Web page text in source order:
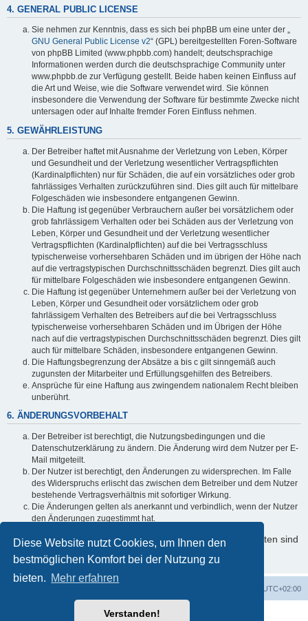
Diese Website nutzt Cookies, um Ihnen den
bestmöglichen Komfort bei der Nutzung zu
bieten. Mehr erfahren
Verstanden!
4. GENERAL PUBLIC LICENSE
Sie nehmen zur Kenntnis, dass es sich bei phpBB um eine unter der „
GNU General Public License v2“ (GPL) bereitgestellten Foren-Software
von phpBB Limited (www.phpbb.com) handelt; deutschsprachige
Informationen werden durch die deutschsprachige Community unter
www.phpbb.de zur Verfügung gestellt. Beide haben keinen Einfluss auf
die Art und Weise, wie die Software verwendet wird. Sie können
insbesondere die Verwendung der Software für bestimmte Zwecke nicht
untersagen oder auf Inhalte fremder Foren Einfluss nehmen.
5. GEWÄHRLEISTUNG
Der Betreiber haftet mit Ausnahme der Verletzung von Leben, Körper
und Gesundheit und der Verletzung wesentlicher Vertragspflichten
(Kardinalpflichten) nur für Schäden, die auf ein vorsätzliches oder grob
fahrlässiges Verhalten zurückzuführen sind. Dies gilt auch für mittelbare
Folgeschäden wie insbesondere entgangenen Gewinn.
Die Haftung ist gegenüber Verbrauchern außer bei vorsätzlichem oder
grob fahrlässigem Verhalten oder bei Schäden aus der Verletzung von
Leben, Körper und Gesundheit und der Verletzung wesentlicher
Vertragspflichten (Kardinalpflichten) auf die bei Vertragsschluss
typischerweise vorhersehbaren Schäden und im übrigen der Höhe nach
auf die vertragstypischen Durchschnittsschäden begrenzt. Dies gilt auch
für mittelbare Folgeschäden wie insbesondere entgangenen Gewinn.
Die Haftung ist gegenüber Unternehmern außer bei der Verletzung von
Leben, Körper und Gesundheit oder vorsätzlichem oder grob
fahrlässigem Verhalten des Betreibers auf die bei Vertragsschluss
typischerweise vorhersehbaren Schäden und im Übrigen der Höhe
nach auf die vertragstypischen Durchschnittsschäden begrenzt. Dies gilt
auch für mittelbare Schäden, insbesondere entgangenen Gewinn.
Die Haftungsbegrenzung der Absätze a bis c gilt sinngemäß auch
zugunsten der Mitarbeiter und Erfüllungsgehilfen des Betreibers.
Ansprüche für eine Haftung aus zwingendem nationalem Recht bleiben
unberührt.
6. ÄNDERUNGSVORBEHALT
Der Betreiber ist berechtigt, die Nutzungsbedingungen und die
Datenschutzerklärung zu ändern. Die Änderung wird dem Nutzer per E-
Mail mitgeteilt.
Der Nutzer ist berechtigt, den Änderungen zu widersprechen. Im Falle
des Widerspruchs erlischt das zwischen dem Betreiber und dem Nutzer
bestehende Vertragsverhältnis mit sofortiger Wirkung.
Die Änderungen gelten als anerkannt und verbindlich, wenn der Nutzer
den Änderungen zugestimmt hat.
Informationen über den Umgang mit Ihren persönlichen Daten sind
in der Datenschutzerklärung enthalten.
UTC+02:00
Powered byphpBB® Forum Software © phpBB Limited